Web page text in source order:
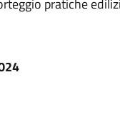
pratiche